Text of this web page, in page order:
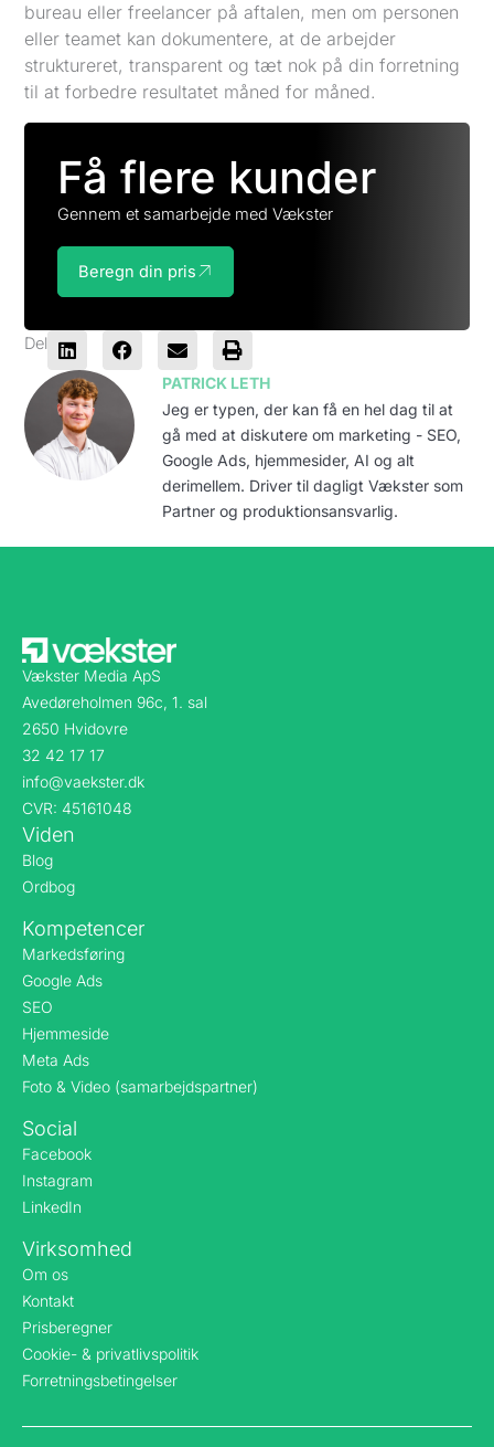
bureau eller freelancer på aftalen, men om personen
eller teamet kan dokumentere, at de arbejder
struktureret, transparent og tæt nok på din forretning
til at forbedre resultatet måned for måned.
Få flere kunder
Gennem et samarbejde med Vækster
Beregn din pris
Del
PATRICK LETH
Jeg er typen, der kan få en hel dag til at
gå med at diskutere om marketing - SEO,
Google Ads, hjemmesider, AI og alt
derimellem. Driver til dagligt Vækster som
Partner og produktionsansvarlig.
Vækster Media ApS
Avedøreholmen 96c, 1. sal
2650 Hvidovre
32 42 17 17
info@vaekster.dk
CVR: 45161048
Viden
Blog
Ordbog
Kompetencer
Markedsføring
Google Ads
SEO
Hjemmeside
Meta Ads
Foto & Video (samarbejdspartner)
Social
Facebook
Instagram
LinkedIn
Virksomhed
Om os
Kontakt
Prisberegner
Cookie- & privatlivspolitik
Forretningsbetingelser